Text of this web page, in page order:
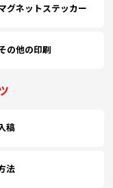
グネットステッカー
の他の印刷
稿
法